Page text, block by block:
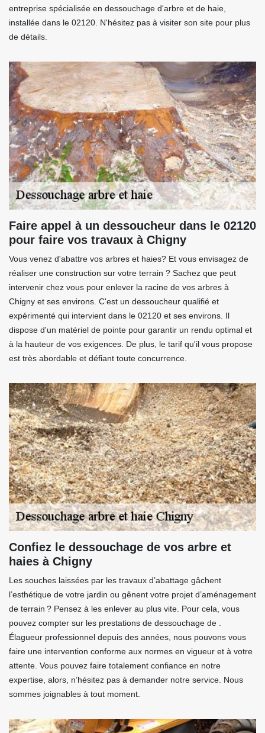
entreprise spécialisée en dessouchage d'arbre et de haie,
installée dans le 02120. N'hésitez pas à visiter son site pour plus
de détails.
Faire appel à un dessoucheur dans le 02120
pour faire vos travaux à Chigny
Vous venez d'abattre vos arbres et haies? Et vous envisagez de
réaliser une construction sur votre terrain ? Sachez que peut
intervenir chez vous pour enlever la racine de vos arbres à
Chigny et ses environs. C'est un dessoucheur qualifié et
expérimenté qui intervient dans le 02120 et ses environs. Il
dispose d'un matériel de pointe pour garantir un rendu optimal et
à la hauteur de vos exigences. De plus, le tarif qu'il vous propose
est très abordable et défiant toute concurrence.
Confiez le dessouchage de vos arbre et
haies à Chigny
Les souches laissées par les travaux d’abattage gâchent
l’esthétique de votre jardin ou gênent votre projet d’aménagement
de terrain ? Pensez à les enlever au plus vite. Pour cela, vous
pouvez compter sur les prestations de dessouchage de .
Élagueur professionnel depuis des années, nous pouvons vous
faire une intervention conforme aux normes en vigueur et à votre
attente. Vous pouvez faire totalement confiance en notre
expertise, alors, n’hésitez pas à demander notre service. Nous
sommes joignables à tout moment.